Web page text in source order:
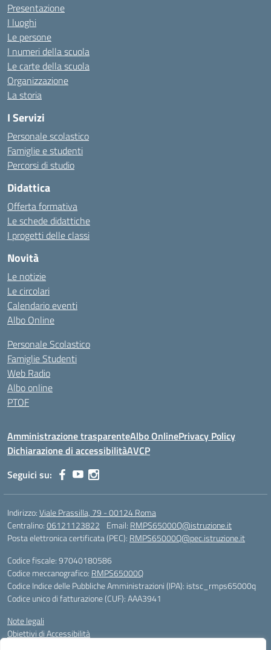
Presentazione
I luoghi
Le persone
I numeri della scuola
Le carte della scuola
Organizzazione
La storia
I Servizi
Personale scolastico
Famiglie e studenti
Percorsi di studio
Didattica
Offerta formativa
Le schede didattiche
I progetti delle classi
Novità
Le notizie
Le circolari
Calendario eventi
Albo Online
Personale Scolastico
Famiglie Studenti
Web Radio
Albo online
PTOF
Amministrazione trasparenteAlbo OnlinePrivacy Policy
Dichiarazione di accessibilitàAVCP
Seguici su:
Indirizzo:Viale Prassilla, 79 - 00124 Roma
Centralino:06121123822 Email: RMPS65000Q@istruzione.it
Posta elettronica certificata (PEC): RMPS65000Q@pec.istruzione.it
Codice fiscale: 97040180586
Codice meccanografico: RMPS65000Q
Codice Indice delle Pubbliche Amministrazioni (IPA): istsc_rmps65000q
Codice unico di fatturazione (CUF): AAA3941
Note legali
Obiettivi di Accessibilità